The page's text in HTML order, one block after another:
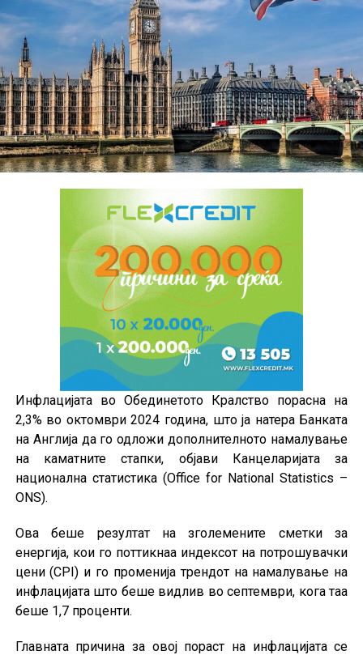
Инфлацијата во Обединетото Кралство порасна на
2,3% во октомври 2024 година, што ја натера Банката
на Англија да го одложи дополнителното намалување
на каматните стапки,
објави Канцеларијата за
национална статистика (Office for National Statistics –
ONS).
Ова беше резултат на зголемените сметки за
енергија, кои го поттикнаа индексот на потрошувачки
цени (CPI) и го променија трендот на намалување на
инфлацијата што беше видлив во септември, кога таа
беше 1,7 проценти.
Главната причина за овој пораст на инфлацијата се